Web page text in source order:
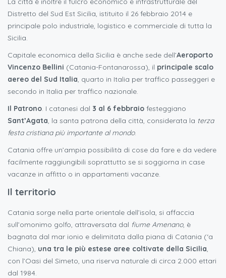
Distretto del Sud Est Sicilia, istituito il 26 febbraio 2014 e
principale polo industriale, logistico e commerciale di tutta la
Sicilia.
Capitale economica della Sicilia è anche sede dell’Aeroporto
Vincenzo Bellini (Catania-Fontanarossa), il principale scalo
aereo del Sud Italia, quarto in Italia per traffico passeggeri e
secondo in Italia per traffico nazionale.
Il Patrono. I catanesi dal 3 al 6 febbraio festeggiano
Sant’Agata, la santa patrona della città, considerata la terza
festa cristiana più importante al mondo.
Catania offre un’ampia possibilità di cose da fare e da vedere
facilmente raggiungibili soprattutto se si soggiorna in case
vacanze in affitto o in appartamenti vacanze.
Il territorio
Catania sorge nella parte orientale dell’isola, si affaccia
sull’omonimo golfo, attraversata dal fiume Amenano, è
bagnata dal mar ionio e delimitata dalla piana di Catania (‘a
Chiana), una tra le più estese aree coltivate della Sicilia,
con l’Oasi del Simeto, una riserva naturale di circa 2.000 ettari
dal 1984.